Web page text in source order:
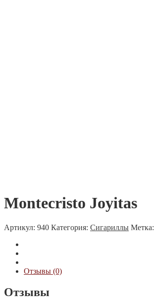
Montecristo Joyitas
Артикул: 940 Категория: Сигариллы Метка:
Отзывы (0)
Отзывы